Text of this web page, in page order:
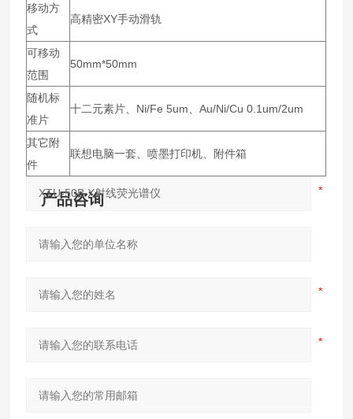
移动方
式
高精密XY手动滑轨
可移动
范围
50mm*50mm
随机标
准片
十二元素片、Ni/Fe 5um、Au/Ni/Cu 0.1um/2um
其它附
件
联想电脑一套、喷墨打印机、附件箱
产品咨询